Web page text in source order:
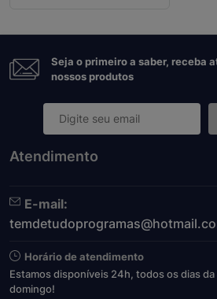
Seja o primeiro a saber, receba
nossos produtos
Atendimento
E-mail:
Horário de atendimento
Estamos disponíveis 24h, todos os dias
domingo!